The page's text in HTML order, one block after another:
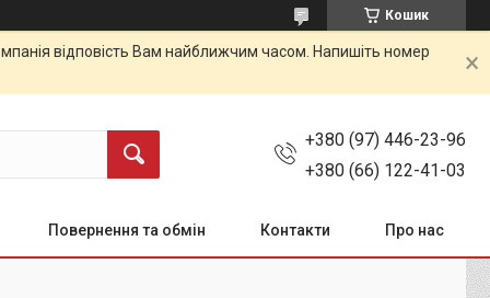
Кошик
відповість Вам найближчим часом. Напишіть номер
+380 (97) 446-23-96
+380 (66) 122-41-03
Повернення та обмін Контакти Про нас